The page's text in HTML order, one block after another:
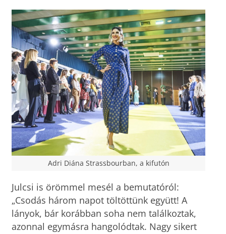
Adri Diána Strassbourban, a kifutón
Julcsi is örömmel mesél a bemutatóról:
„Csodás három napot töltöttünk együtt! A
lányok, bár korábban soha nem találkoztak,
azonnal egymásra hangolódtak. Nagy sikert